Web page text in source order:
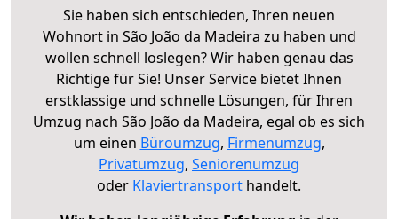
Sie haben sich entschieden, Ihren neuen
Wohnort in São João da Madeira zu haben und
wollen schnell loslegen? Wir haben genau das
Richtige für Sie! Unser Service bietet Ihnen
erstklassige und schnelle Lösungen, für Ihren
Umzug nach São João da Madeira, egal ob es sich
um einen Büroumzug, Firmenumzug,
Privatumzug, Seniorenumzug
oder Klaviertransport handelt.